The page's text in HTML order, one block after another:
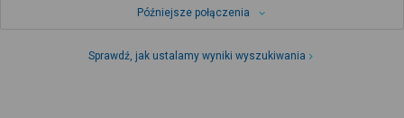
Późniejsze połączenia
Sprawdź, jak ustalamy wyniki wyszukiwania